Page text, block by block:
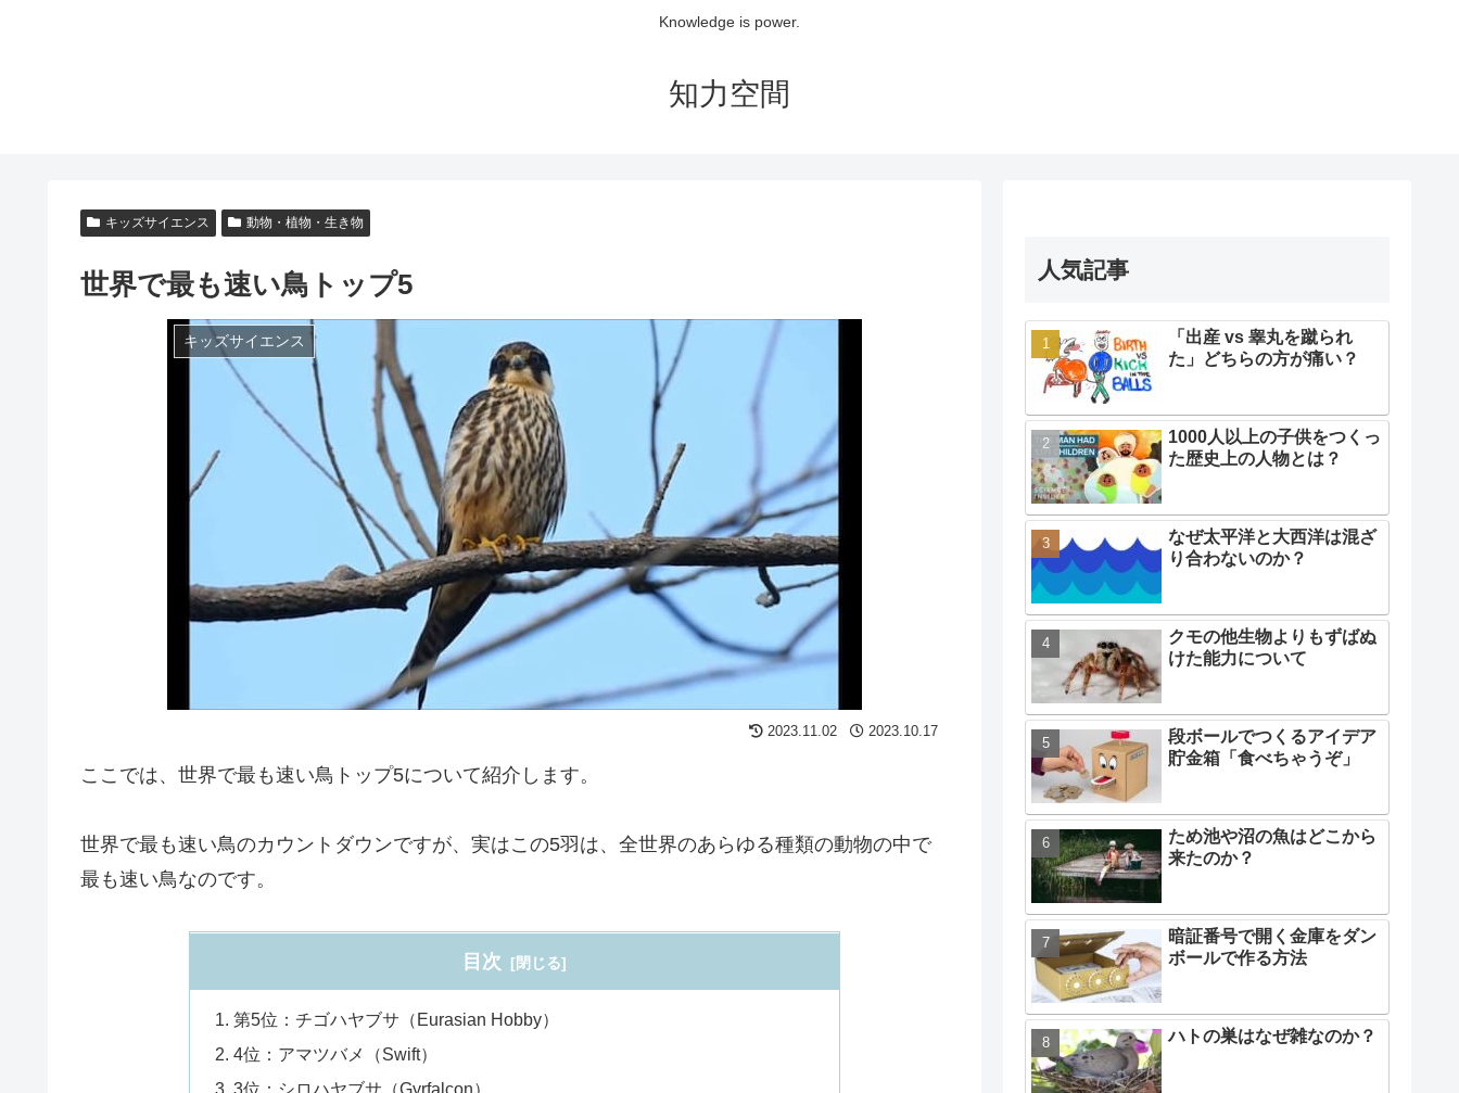
Knowledge is power.
知力空間
キッズサイエンス 動物・植物・生き物
世界で最も速い鳥トップ5
キッズサイエンス
2023.11.02 2023.10.17
ここでは、世界で最も速い鳥トップ5について紹介します。
世界で最も速い鳥のカウントダウンですが、実はこの5羽は、全世界のあらゆる種類の動物の中で
最も速い鳥なのです。
人気記事
「出産 vs 睾丸を蹴られ
た」どちらの方が痛い？
1000人以上の子供をつくっ
た歴史上の人物とは？
なぜ太平洋と大西洋は混ざ
り合わないのか？
クモの他生物よりもずばぬ
けた能力について
段ボールでつくるアイデア